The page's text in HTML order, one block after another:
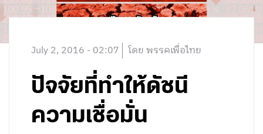
July 2, 2016 - 02:07 โดย พรรคเพื่อไทย
ปัจจัยที่ทำให้ดัชนี
ความเชื่อมั่น